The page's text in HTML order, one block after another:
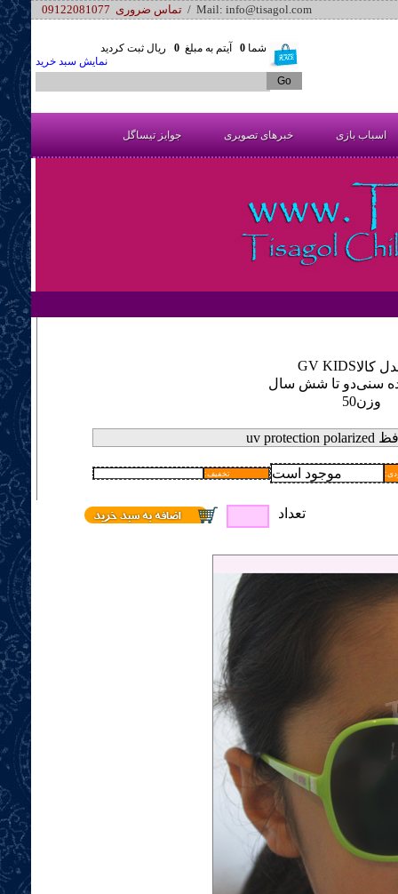
تماس ضروری 09122081077 / Mail: info@tisagol.com
شما0 آیتم به مبلغ0 ریال ثبت کردید
نمایش سبد خرید
اسباب بازی خبرهای تصویری جوایز تیساگل
GV KIDSکالا
دو تا شش سالسنی
50وزن
:تخفیف موجود است
تعداد